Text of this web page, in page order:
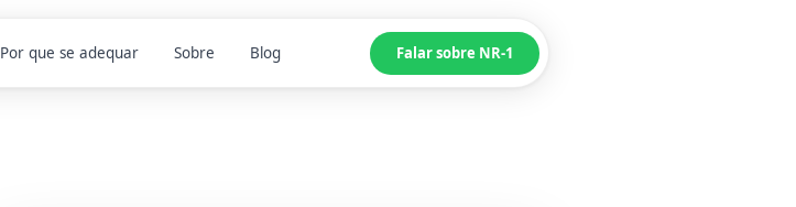
Por que se adequar Sobre Blog Falar sobre NR-1